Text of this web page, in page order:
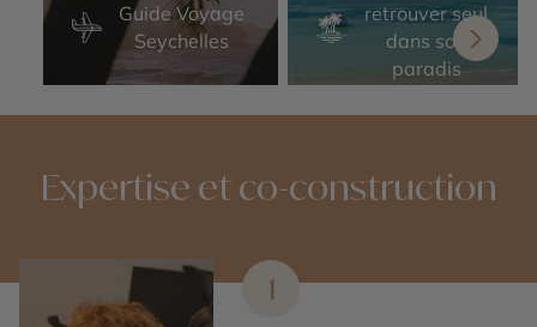
Guide Voyage
Seychelles
retrouver seul
dans son
paradis
Expertise et co-construction
1